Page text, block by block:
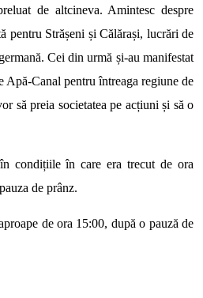
de altcineva. Amintesc despre
pentru Strășeni și Călărași, lucrări de
Cei din urmă și-au manifestat
Apă-Canal pentru întreaga regiune de
să preia societatea pe acțiuni și să o
condițiile în care era trecut de ora
de prânz.
de ora 15:00, după o pauză de